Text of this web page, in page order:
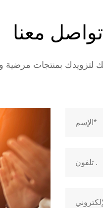
تواصل معنا